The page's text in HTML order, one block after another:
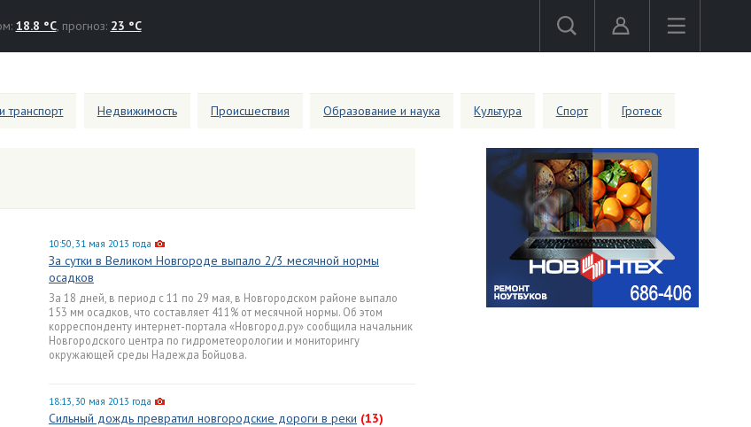
18.8 °C, прогноз: 23 °C
транспорт Недвижимость Происшествия Образование и наука Культура Спорт Гротеск
10:50, 31 мая 2013 года
За сутки в Великом Новгороде выпало 2/3 месячной нормы
осадков
За 18 дней, в период с 11 по 29 мая, в Новгородском районе выпало
153 мм осадков, что составляет 411% от месячной нормы. Об этом
корреспонденту интернет-портала «Новгород.ру» сообщила начальник
Новгородского центра по гидрометеорологии и мониторингу
окружающей среды Надежда Бойцова.
18:13, 30 мая 2013 года
Сильный дождь превратил новгородские дороги в реки (13)